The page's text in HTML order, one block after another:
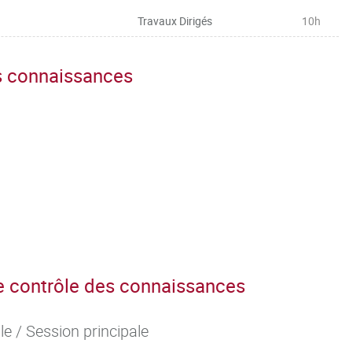
Travaux Dirigés 10h
connaissances
contrôle des connaissances
/ Session principale